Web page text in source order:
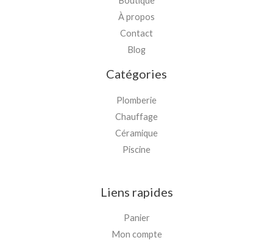
À propos
Contact
Blog
Catégories
Plomberie
Chauffage
Céramique
Piscine
Liens rapides
Panier
Mon compte